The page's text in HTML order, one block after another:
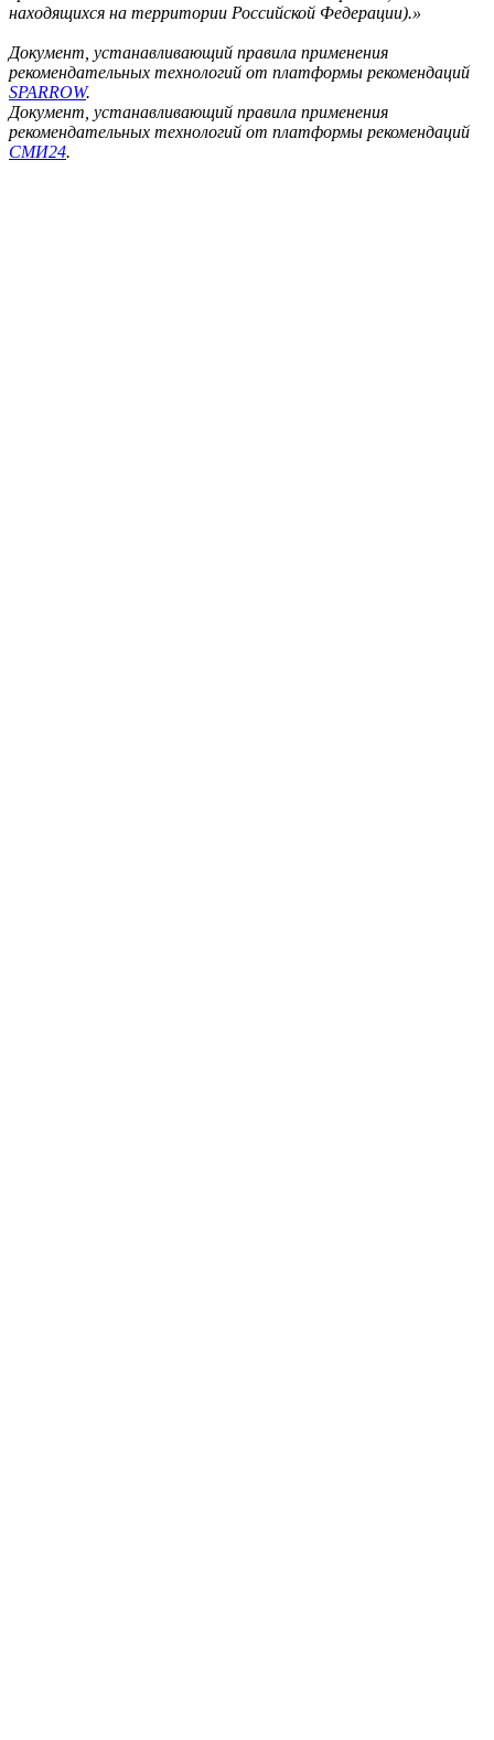
находящихся на территории Российской Федерации).»
Документ, устанавливающий правила применения
рекомендательных технологий от платформы рекомендаций
SPARROW.
Документ, устанавливающий правила применения
рекомендательных технологий от платформы рекомендаций
СМИ24.